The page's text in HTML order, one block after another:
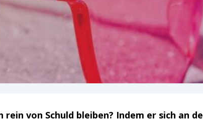
von Schuld bleiben? Indem er sich an